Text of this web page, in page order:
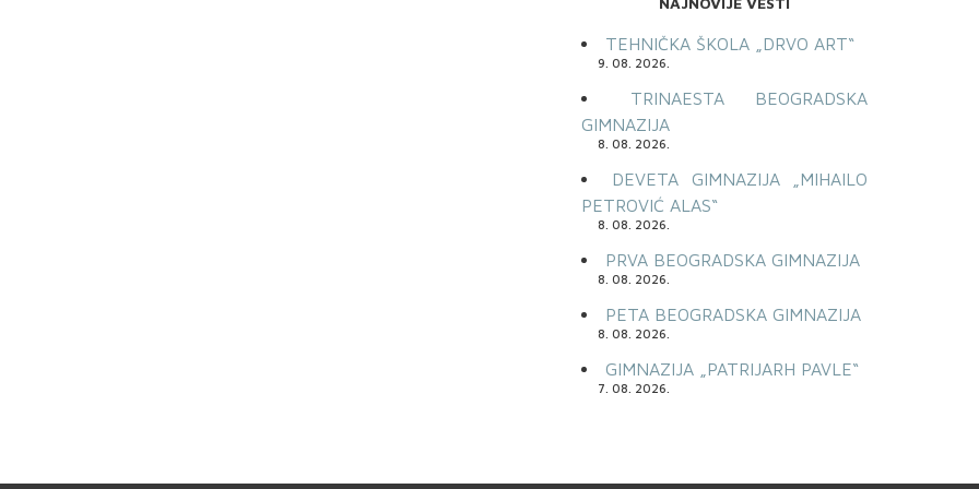
TEHNIČKA ŠKOLA „DRVO ART“
9. 08. 2026.
TRINAESTA BEOGRADSKA
GIMNAZIJA
8. 08. 2026.
DEVETA GIMNAZIJA „MIHAILO
PETROVIĆ ALAS“
8. 08. 2026.
PRVA BEOGRADSKA GIMNAZIJA
8. 08. 2026.
PETA BEOGRADSKA GIMNAZIJA
8. 08. 2026.
GIMNAZIJA „PATRIJARH PAVLE“
7. 08. 2026.